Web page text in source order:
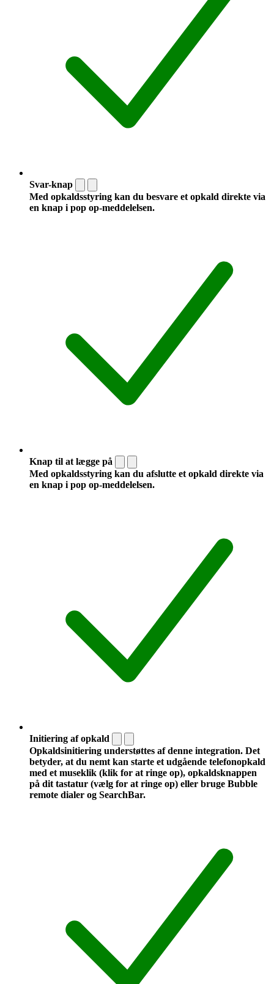
Svar-knap
Med opkaldsstyring kan du besvare et opkald direkte via
en knap i pop op-meddelelsen.
Knap til at lægge på
Med opkaldsstyring kan du afslutte et opkald direkte via
en knap i pop op-meddelelsen.
Initiering af opkald
Opkaldsinitiering understøttes af denne integration. Det
betyder, at du nemt kan starte et udgående telefonopkald
med et museklik (klik for at ringe op), opkaldsknappen
på dit tastatur (vælg for at ringe op) eller bruge Bubble
remote dialer og SearchBar.